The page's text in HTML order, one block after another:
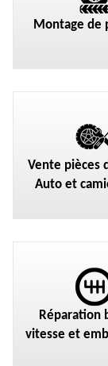
Montage de
Vente pièces
Auto et
Réparation
vitesse et